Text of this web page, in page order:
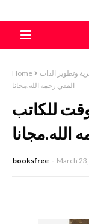
Home وتطوير الذات
الفقي رحمه الله.مجانا
للكاتب
الله.مجانا
booksfree March